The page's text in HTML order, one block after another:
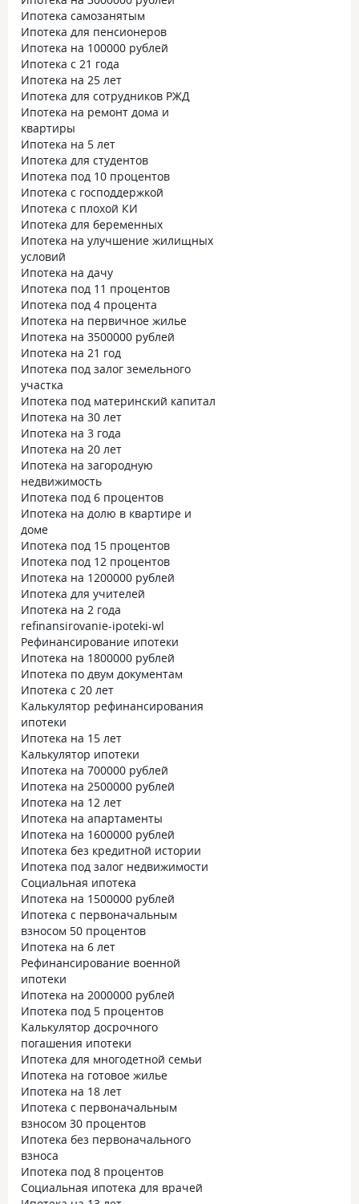
Ипотека самозанятым
Ипотека для пенсионеров
Ипотека на 100000 рублей
Ипотека с 21 года
Ипотека на 25 лет
Ипотека для сотрудников РЖД
Ипотека на ремонт дома и
квартиры
Ипотека на 5 лет
Ипотека для студентов
Ипотека под 10 процентов
Ипотека с господдержкой
Ипотека с плохой КИ
Ипотека для беременных
Ипотека на улучшение жилищных
условий
Ипотека на дачу
Ипотека под 11 процентов
Ипотека под 4 процента
Ипотека на первичное жилье
Ипотека на 3500000 рублей
Ипотека на 21 год
Ипотека под залог земельного
участка
Ипотека под материнский капитал
Ипотека на 30 лет
Ипотека на 3 года
Ипотека на 20 лет
Ипотека на загородную
недвижимость
Ипотека под 6 процентов
Ипотека на долю в квартире и
доме
Ипотека под 15 процентов
Ипотека под 12 процентов
Ипотека на 1200000 рублей
Ипотека для учителей
Ипотека на 2 года
refinansirovanie-ipoteki-wl
Рефинансирование ипотеки
Ипотека на 1800000 рублей
Ипотека по двум документам
Ипотека с 20 лет
Калькулятор рефинансирования
ипотеки
Ипотека на 15 лет
Калькулятор ипотеки
Ипотека на 700000 рублей
Ипотека на 2500000 рублей
Ипотека на 12 лет
Ипотека на апартаменты
Ипотека на 1600000 рублей
Ипотека без кредитной истории
Ипотека под залог недвижимости
Социальная ипотека
Ипотека на 1500000 рублей
Ипотека с первоначальным
взносом 50 процентов
Ипотека на 6 лет
Рефинансирование военной
ипотеки
Ипотека на 2000000 рублей
Ипотека под 5 процентов
Калькулятор досрочного
погашения ипотеки
Ипотека для многодетной семьи
Ипотека на готовое жилье
Ипотека на 18 лет
Ипотека с первоначальным
взносом 30 процентов
Ипотека без первоначального
взноса
Ипотека под 8 процентов
Социальная ипотека для врачей